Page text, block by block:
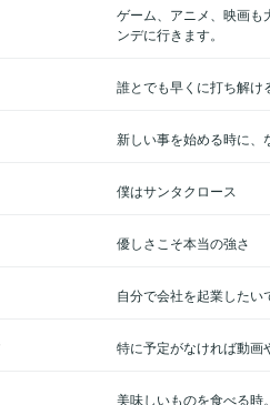
ゲーム、アニメ、映画も
ンデに行きます。
誰とでも早くに打ち解け
新しい事を始める時に、
僕はサンタクロース
優しさこそ本当の強さ
自分で会社を起業したい
特に予定がなければ動画
美味しいものを食べる時。